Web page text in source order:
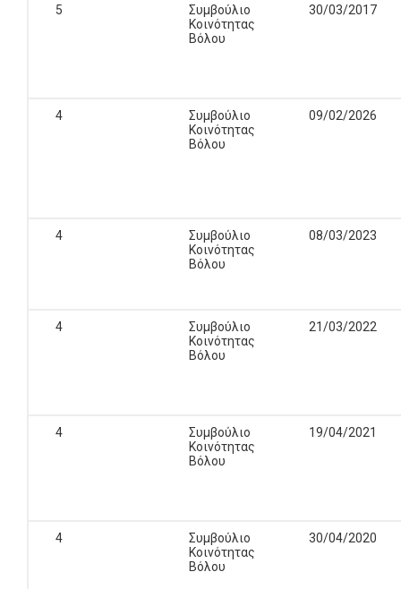
5
Συμβούλιο
Κοινότητας
Βόλου
30/03/2017
4
Συμβούλιο
Κοινότητας
Βόλου
09/02/2026
4
Συμβούλιο
Κοινότητας
Βόλου
08/03/2023
4
Συμβούλιο
Κοινότητας
Βόλου
21/03/2022
4
Συμβούλιο
Κοινότητας
Βόλου
19/04/2021
4
Συμβούλιο
Κοινότητας
Βόλου
30/04/2020